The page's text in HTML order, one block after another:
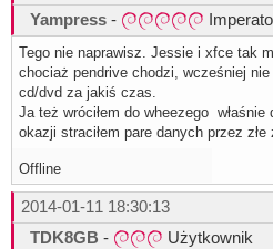
Yampress -
Tego nie naprawisz. Jessie i xfce tak
chociaż pendrive chodzi, wcześniej
cd/dvd za jakiś czas.
Ja też wróciłem do wheezego
okazji straciłem pare danych przez
Offline
2014-01-11 18:30:13
TDK8GB - Użytkownik